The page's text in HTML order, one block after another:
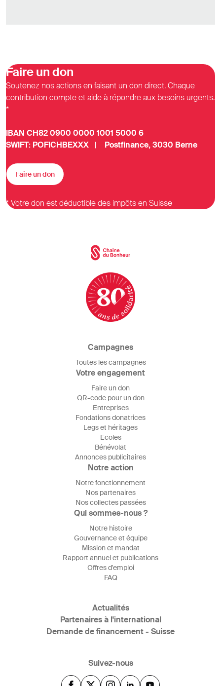
Faire un don
Soutenez nos actions en faisant un don direct. Chaque
contribution compte et aide à répondre aux besoins urgents.
*
IBAN CH82 0900 0000 1001 5000 6
SWIFT: POFICHBEXXX | Postfinance, 3030 Berne
Faire un don
* Votre don est déductible des impôts en Suisse
Campagnes
Toutes les campagnes
Votre engagement
Faire un don
QR-code pour un don
Entreprises
Fondations donatrices
Legs et héritages
Ecoles
Bénévolat
Annonces publicitaires
Notre action
Notre fonctionnement
Nos partenaires
Nos collectes passées
Qui sommes-nous ?
Notre histoire
Gouvernance et équipe
Mission et mandat
Rapport annuel et publications
Offres d'emploi
FAQ
Actualités
Partenaires à l'international
Demande de financement - Suisse
Suivez-nous